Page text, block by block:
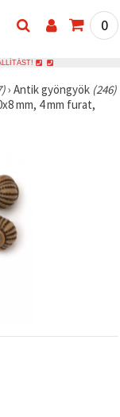
0
› Antik gyöngyök (246)
mm, 4 mm furat,